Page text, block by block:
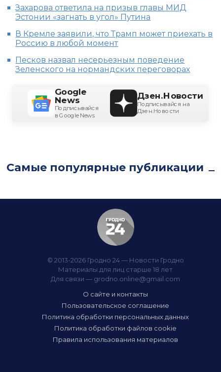
Захарова ответила на призыв главы МИД
Эстонии «загнать в угол» Путина
В Кремле заявили, что Трамп может приехать в
Россию в любой момент
Песков назвал несерьезным поведение
Зеленского на нормандских переговорах
Google
News
Подписывайся
в Google News
Дзен.Новости
Подписывайся на
Дзен.Новости
Самые популярные публикации
© 2013-2026 Гродно 24 — Новости Гродно
Материалы для лиц старше 18 лет
Для связи — grodno.online@gmail.com
О сайте и контакты
Пользовательское соглашение
Политика обработки персональных данных
Политика обработки файлов cookie
Правила использования материалов